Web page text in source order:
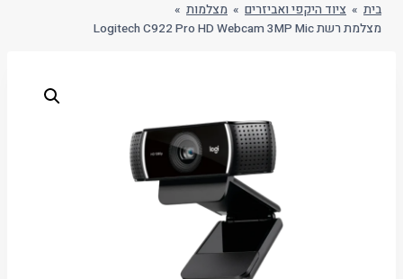
בית » ציוד היקפי ואביזרים » מצלמות »
מצלמת רשת Logitech C922 Pro HD Webcam 3MP Mic